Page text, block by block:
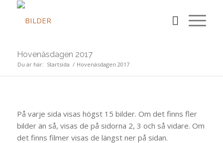
Hovenäsdagen 2017
Du är här: Startsida / Hovenäsdagen 2017
På varje sida visas högst 15 bilder. Om det finns fler
bilder än så, visas de på sidorna 2, 3 och så vidare. Om
det finns filmer visas de längst ner på sidan.